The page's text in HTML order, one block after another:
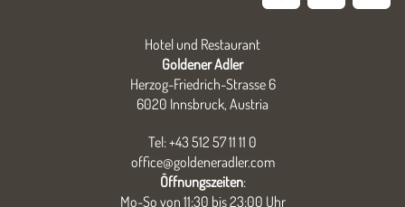
Hotel und Restaurant
Goldener Adler
Herzog-Friedrich-Strasse 6
6020 Innsbruck, Austria
Tel: +43 512 57 11 11 0
office@goldeneradler.com
Öffnungszeiten:
Mo-So von 11:30 bis 23:00 Uhr